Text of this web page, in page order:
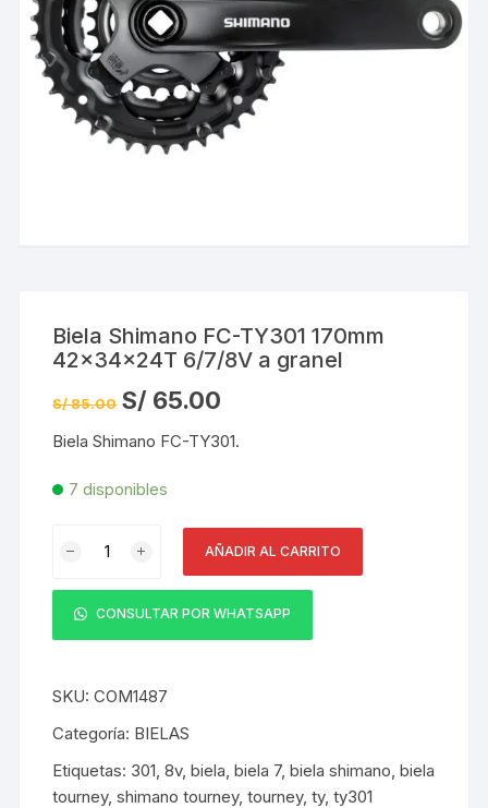
Biela Shimano FC-TY301 170mm
42x34x24T 6/7/8V a granel
S/85.00 El
precio
era:
S/ 65.00
es:
Biela Shimano FC-TY301.
7 disponibles
Shimano
FC-
TY301
170mm
6/7/8V
granel
cantidad
AÑADIR AL CARRITO
CONSULTAR POR WHATSAPP
SKU:COM1487
Categoría: BIELAS
Etiquetas: 301 ,8v,biela ,biela 7,biela shimano ,biela
tourney,shimano tourney,tourney,ty,ty301